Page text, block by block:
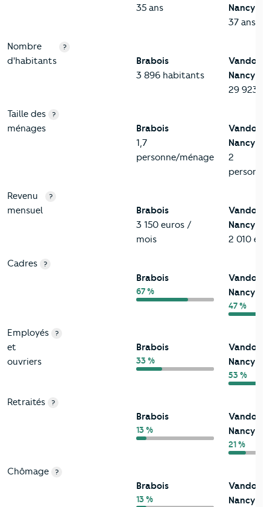
35 ans
Nancy
37 ans
Nombre
d'habitants
?
Brabois
3 896 habitants
Nancy
29 923
Taille des
ménages
?
Brabois
1,7
personne/ménage
Nancy
2
Revenu
mensuel
?
Brabois
3 150 euros /
mois
Nancy
2 010
Cadres ?
Brabois
67 %
Nancy
47 %
Employés
et
ouvriers
?
Brabois
33 %
Nancy
53 %
Retraités ?
Brabois
13 %
Nancy
21 %
Chômage ?
Brabois
13 %
Nancy